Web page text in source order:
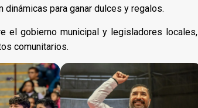
para ganar dulces y regalos.
el gobierno municipal y legisladores locales,
comunitarios.